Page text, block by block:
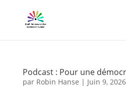
Podcast : Pour une
par Robin Hanse | Juin 9, 2026